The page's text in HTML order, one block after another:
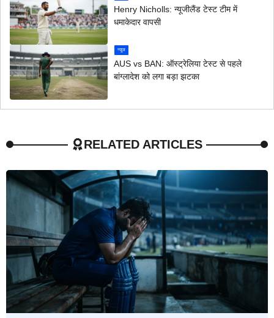
Henry Nicholls: न्यूजीलैंड टेस्ट टीम में
धमाकेदार वापसी
न्यूज
AUS vs BAN: ऑस्ट्रेलिया टेस्ट से पहले
बांग्लादेश को लगा बड़ा झटका
RELATED ARTICLES